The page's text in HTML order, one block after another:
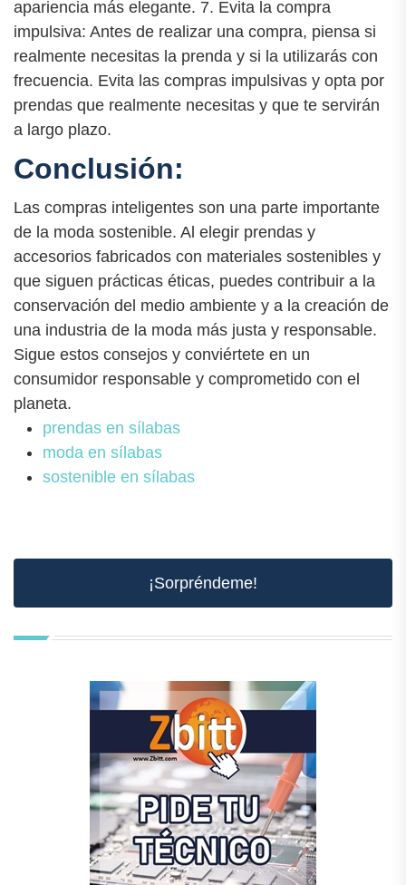
apariencia más elegante. 7. Evita la compra
impulsiva: Antes de realizar una compra, piensa si
realmente necesitas la prenda y si la utilizarás con
frecuencia. Evita las compras impulsivas y opta por
prendas que realmente necesitas y que te servirán
a largo plazo.
Conclusión:
Las compras inteligentes son una parte importante
de la moda sostenible. Al elegir prendas y
accesorios fabricados con materiales sostenibles y
que siguen prácticas éticas, puedes contribuir a la
conservación del medio ambiente y a la creación de
una industria de la moda más justa y responsable.
Sigue estos consejos y conviértete en un
consumidor responsable y comprometido con el
planeta.
prendas en sílabas
moda en sílabas
sostenible en sílabas
¡Sorpréndeme!